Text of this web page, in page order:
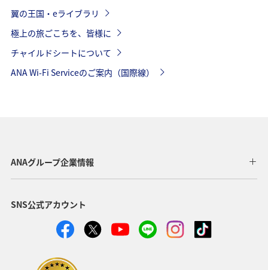
翼の王国・eライブラリ
極上の旅ごこちを、皆様に
チャイルドシートについて
ANA Wi-Fi Serviceのご案内（国際線）
ANAグループ企業情報
SNS公式アカウント